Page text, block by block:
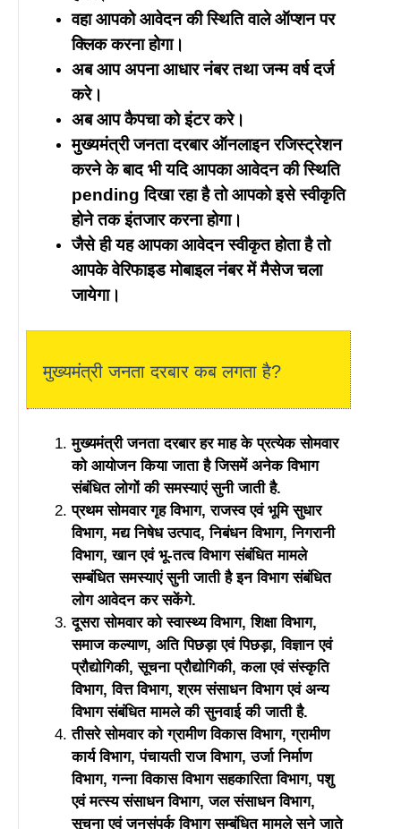
वहा आपको आवेदन की स्थिति वाले ऑप्शन पर
क्लिक करना होगा।
अब आप अपना आधार नंबर तथा जन्म वर्ष दर्ज
करे।
अब आप कैपचा को इंटर करे।
मुख्यमंत्री जनता दरबार ऑनलाइन रजिस्ट्रेशन
करने के बाद भी यदि आपका आवेदन की स्थिति
pending दिखा रहा है तो आपको इसे स्वीकृति
होने तक इंतजार करना होगा।
जैसे ही यह आपका आवेदन स्वीकृत होता है तो
आपके वेरिफाइड मोबाइल नंबर में मैसेज चला
जायेगा।
मुख्यमंत्री जनता दरबार कब लगता है?
मुख्यमंत्री जनता दरबार हर माह के प्रत्येक सोमवार
को आयोजन किया जाता है जिसमें अनेक विभाग
संबंधित लोगों की समस्याएं सुनी जाती है.
प्रथम सोमवार गृह विभाग, राजस्व एवं भूमि सुधार
विभाग, मद्य निषेध उत्पाद, निबंधन विभाग, निगरानी
विभाग, खान एवं भू-तत्व विभाग संबंधित मामले
सम्बंधित समस्याएं सुनी जाती है इन विभाग संबंधित
लोग आवेदन कर सकेंगे.
दूसरा सोमवार को स्वास्थ्य विभाग, शिक्षा विभाग,
समाज कल्याण, अति पिछड़ा एवं पिछड़ा, विज्ञान एवं
प्रौद्योगिकी, सूचना प्रौद्योगिकी, कला एवं संस्कृति
विभाग, वित्त विभाग, श्रम संसाधन विभाग एवं अन्य
विभाग संबंधित मामले की सुनवाई की जाती है.
तीसरे सोमवार को ग्रामीण विकास विभाग, ग्रामीण
कार्य विभाग, पंचायती राज विभाग, उर्जा निर्माण
विभाग, गन्ना विकास विभाग सहकारिता विभाग, पशु
एवं मत्स्य संसाधन विभाग, जल संसाधन विभाग,
सूचना एवं जनसंपर्क विभाग सम्बंधित मामले सुने जाते